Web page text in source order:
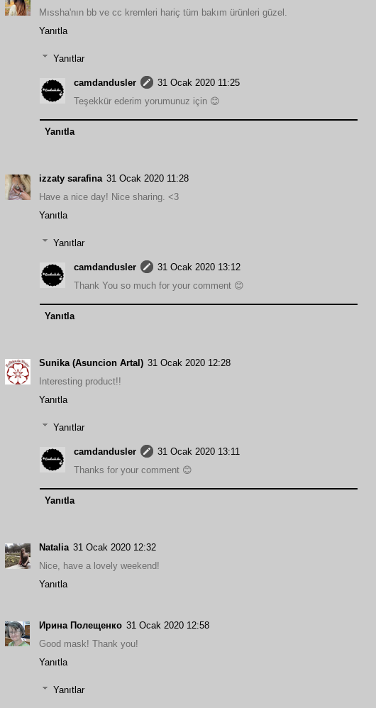
Mıssha'nın bb ve cc kremleri hariç tüm bakım ürünleri güzel.
Yanıtla
Yanıtlar
camdandusler
31 Ocak 2020 11:25
Teşekkür ederim yorumunuz için 😊
Yanıtla
izzaty sarafina 31 Ocak 2020 11:28
Have a nice day! Nice sharing. <3
Yanıtla
Yanıtlar
camdandusler
31 Ocak 2020 13:12
Thank You so much for your comment 😊
Yanıtla
Sunika (Asuncion Artal) 31 Ocak 2020 12:28
Interesting product!!
Yanıtla
Yanıtlar
camdandusler
31 Ocak 2020 13:11
Thanks for your comment 😊
Yanıtla
Natalia 31 Ocak 2020 12:32
Nice, have a lovely weekend!
Yanıtla
Ирина Полещенко 31 Ocak 2020 12:58
Good mask! Thank you!
Yanıtla
Yanıtlar